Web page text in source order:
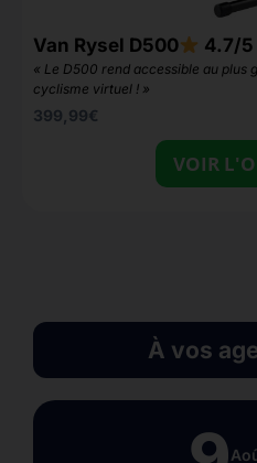
Van Rysel D500 4.7/5
« Le D500 rend accessible au plus
cyclisme virtuel ! »
399,99€
VOIR
À vos